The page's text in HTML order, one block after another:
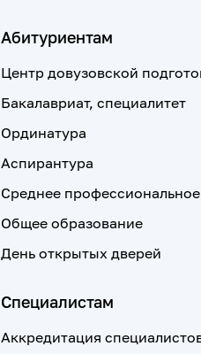
Абитуриентам
Центр довузовской
Бакалавриат, специалитет
Ординатура
Аспирантура
Среднее
Общее образование
День открытых дверей
Специалистам
Аккредитация